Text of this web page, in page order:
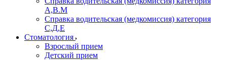
А,В.М
Справка водительская (медкомиссия) категория
С,Д,Е
Стоматология
Взрослый прием
Детский прием